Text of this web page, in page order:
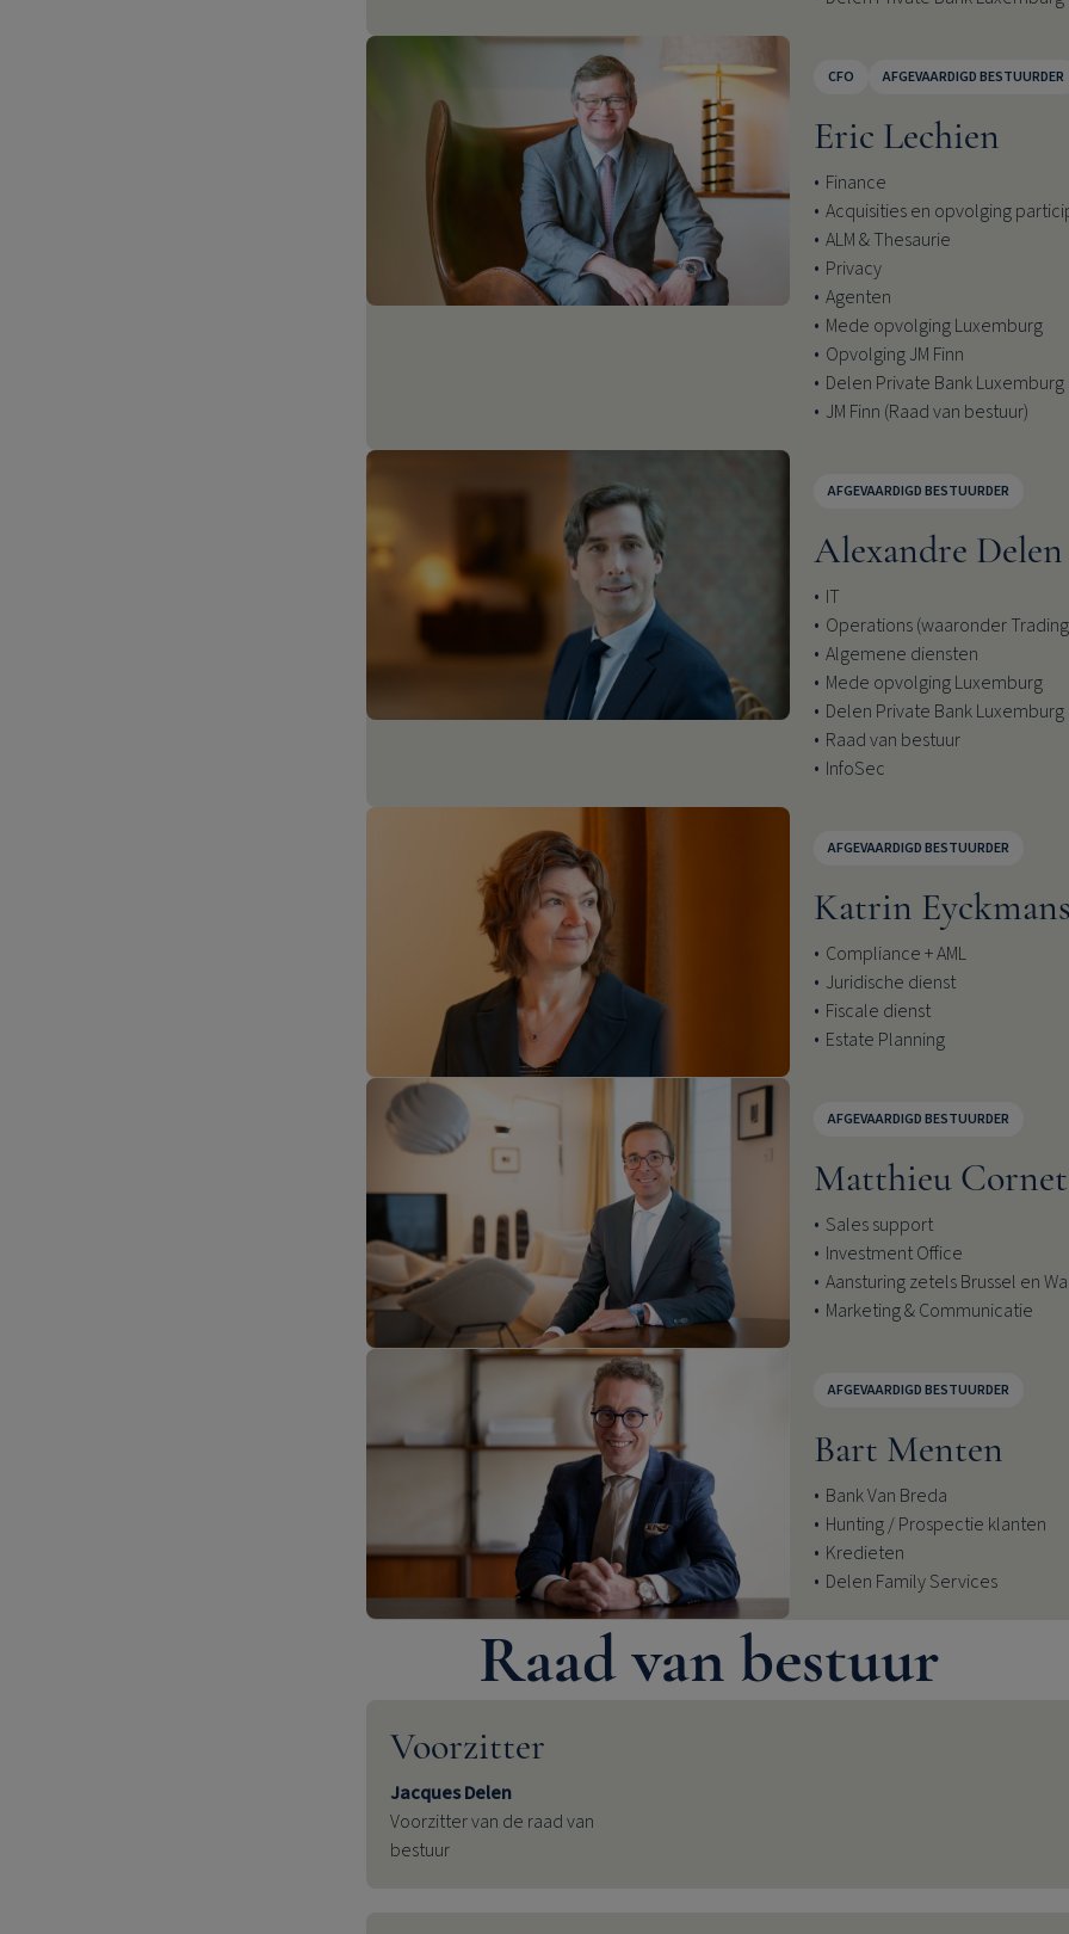
CFO AFGEVAARDIGD BESTUURDER
Eric Lechien
Finance
Acquisities en opvolging
ALM & Thesaurie
Privacy
Agenten
Mede opvolging Luxemburg
Opvolging JM Finn
Delen Private Bank
JM Finn (Raad van bestuur)
AFGEVAARDIGD BESTUURDER
Alexandre Delen
IT
Operations (waaronder
Algemene diensten
Mede opvolging Luxemburg
Delen Private Bank Luxemburg
Raad van bestuur
InfoSec
AFGEVAARDIGD BESTUURDER
Katrin
Compliance + AML
Juridische dienst
Fiscale dienst
Estate Planning
AFGEVAARDIGD BESTUURDER
Matthieu
Sales support
Investment Office
Aansturing zetels Brussel en
Marketing & Communicatie
AFGEVAARDIGD BESTUURDER
Bart Menten
Bank Van Breda
Hunting / Prospectie klanten
Kredieten
Delen Family Services
Raad van bestuur
Voorzitter
Jacques Delen
Voorzitter van de raad van
bestuur